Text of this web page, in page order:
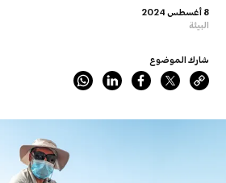
8 أغسطس 2024
البيئة
شارك الموضوع